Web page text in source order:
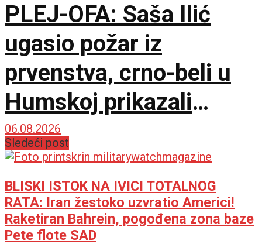
PLEJ-OFA: Saša Ilić
ugasio požar iz
prvenstva, crno-beli u
Humskoj prikazali
najboljih sat vremena u
sezoni!
06.08.2026
Sledeći post
BLISKI ISTOK NA IVICI TOTALNOG
RATA: Iran žestoko uzvratio Americi!
Raketiran Bahrein, pogođena zona baze
Pete flote SAD